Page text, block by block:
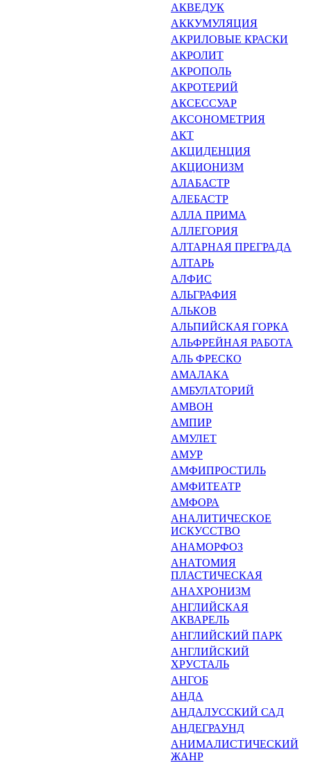
АКВЕДУК
АККУМУЛЯЦИЯ
АКРИЛОВЫЕ КРАСКИ
АКРОЛИТ
АКРОПОЛЬ
АКРОТЕРИЙ
АКСЕССУАР
АКСОНОМЕТРИЯ
АКТ
АКЦИДЕНЦИЯ
АКЦИОНИЗМ
АЛАБАСТР
АЛЕБАСТР
АЛЛА ПРИМА
АЛЛЕГОРИЯ
АЛТАРНАЯ ПРЕГРАДА
АЛТАРЬ
АЛФИС
АЛЬГРАФИЯ
АЛЬКОВ
АЛЬПИЙСКАЯ ГОРКА
АЛЬФРЕЙНАЯ РАБОТА
АЛЬ ФРЕСКО
АМАЛАКА
АМБУЛАТОРИЙ
АМВОН
АМПИР
АМУЛЕТ
АМУР
АМФИПРОСТИЛЬ
АМФИТЕАТР
АМФОРА
АНАЛИТИЧЕСКОЕ
ИСКУССТ­ВО
АНАМОРФОЗ
АНАТОМИЯ
ПЛАСТИЧЕСКАЯ
АНАХРОНИЗМ
АНГЛИЙСКАЯ
АКВАРЕЛЬ
АНГЛИЙСКИЙ ПАРК
АНГЛИЙСКИЙ
ХРУСТАЛЬ
АНГОБ
АНДА
АНДАЛУССКИЙ САД
АНДЕГРАУНД
АНИМАЛИСТИЧЕСКИЙ
ЖАНР